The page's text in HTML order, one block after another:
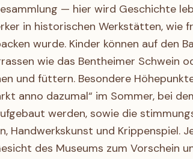
— hier wird Geschichte
in historischen Werkstätten, wie
wurde. Kinder können auf den
wie das Bentheimer Schwein
und füttern. Besondere
anno dazumal“ im Sommer, bei
werden, sowie die
Handwerkskunst und Krippenspiel.
des Museums zum Vorschein